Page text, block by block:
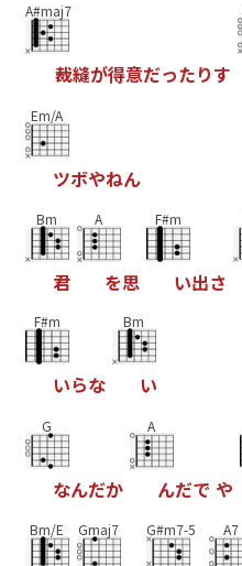
A#maj7
裁縫が得意だったりす
Em/A
ツボやねん
Bm
君
A
を思
F#m
い出さ
F#m
いらな
Bm
い
G
なんだか
A
んだで や
Bm/E Gmaj7 G#m7-5 A7